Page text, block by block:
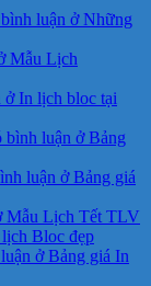
luận ở Những
Mẫu Lịch
ở In lịch bloc tại
bình luận ở Bảng
luận ở Bảng giá
Mẫu Lịch Tết TLV
Bloc đẹp
ở Bảng giá In